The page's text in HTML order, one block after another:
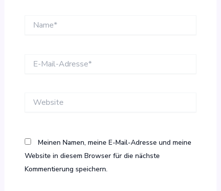
Mail-
Meinen Namen, meine E-Mail-Adresse und meine
Website in diesem Browser für die nächste
Kommentierung speichern.